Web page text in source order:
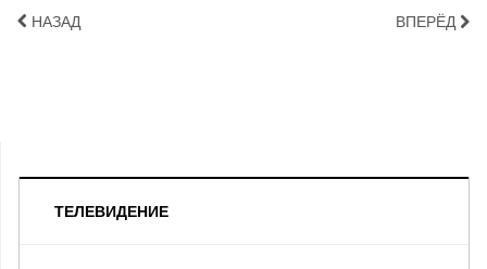
НАЗАД ВПЕРЁД
ТЕЛЕВИДЕНИЕ